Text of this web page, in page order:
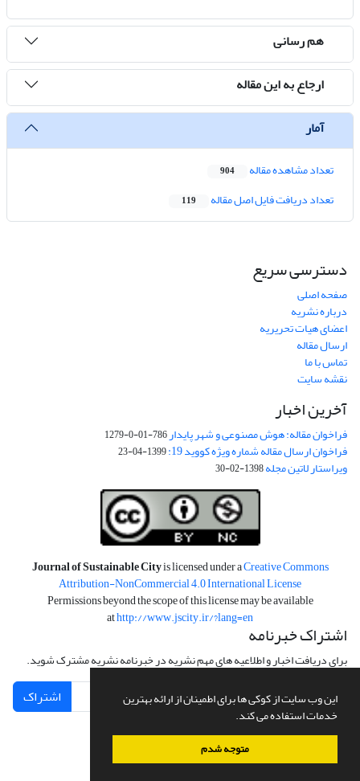
این وب سایت از کوکی ها برای اطمینان از ارائه بهترین
خدمات استفاده می کند.
متوجه شدم
هم رسانی
ارجاع به این مقاله
آمار
تعداد مشاهده مقاله 904
تعداد دریافت فایل اصل مقاله 119
دسترسی سریع
صفحه اصلی
درباره نشریه
اعضای هیات تحریریه
ارسال مقاله
تماس با ما
نقشه سایت
آخرین اخبار
فراخوان مقاله: هوش مصنوعی و شهر پایدار786-01-0-1279
فراخوان ارسال مقاله شماره ویژه کووید 19: 1399-04-23
ویراستار لاتین مجله1398-02-30
Journal of Sustainable Cityis licensed under aCreative Commons
Attribution-NonCommercial 4.0 International License
Permissions beyond the scope of this license may be available
athttp://www.jscity.ir/?lang=en
اشتراک خبرنامه
برای دریافت اخبار و اطلاعیه های مهم نشریه در خبرنامه نشریه مشترک شوید.
اشتراک
سامانه مدیریت نشریات علمی.طراحی و پیاده سازی ازسیناوب